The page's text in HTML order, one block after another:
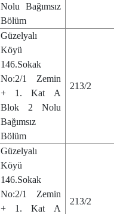
Nolu Bağımsız
Bölüm
Güzelyalı
Köyü
146.Sokak
No:2/1 Zemin
+ 1. Kat A
Blok 2 Nolu
Bağımsız
Bölüm
213/2
Güzelyalı
Köyü
146.Sokak
No:2/1 Zemin
+ 1. Kat A
213/2